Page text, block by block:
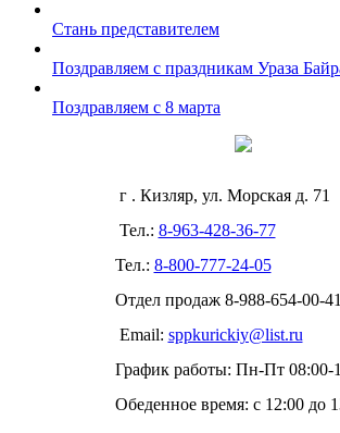
Стань представителем
Поздравляем с праздникам Ураза
Поздравляем с 8 марта
г . Кизляр, ул. Морская д. 71
Тел.: 8-963-428-36-77
Тел.: 8-800-777-24-05
Отдел продаж 8-988-654-00-41
Email: sppkurickiy@list.ru
График работы: Пн-Пт 08:00-
Обеденное время: с 12:00 до